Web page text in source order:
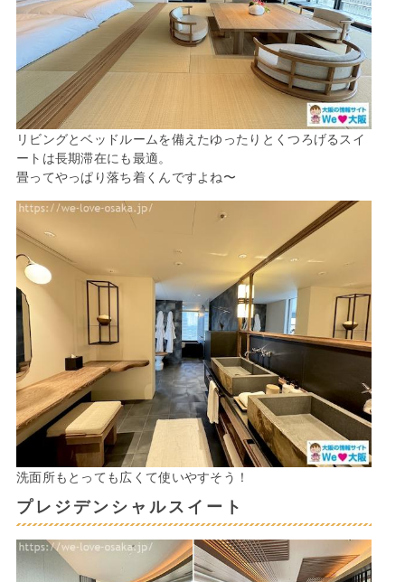
リビングとベッドルームを備えたゆったりとくつろげるスイ
ートは長期滞在にも最適。
畳ってやっぱり落ち着くんですよね〜
洗面所もとっても広くて使いやすそう！
プレジデンシャルスイート